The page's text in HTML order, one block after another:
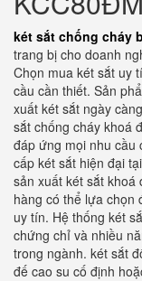
két sắt chống cháy
trang bị cho doanh
Chọn mua két sắt uy
cầu cần thiết. Sản
xuất két sắt ngày
sắt chống cháy khoá
đáp ứng mọi nhu cầu
cấp két sắt hiện đại
sản xuất két sắt khoá
hàng có thể lựa chọn
uy tín. Hệ thống két
chứng chỉ và nhiều
trong ngành. két sắt
đế cao su cố định